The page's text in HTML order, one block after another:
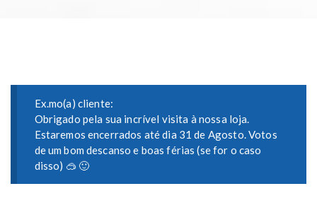
Ex.mo(a) cliente:
Obrigado pela sua incrível visita à nossa loja.
Estaremos encerrados até dia 31 de Agosto. Votos
de um bom descanso e boas férias (se for o caso
disso) 🥽 🙂